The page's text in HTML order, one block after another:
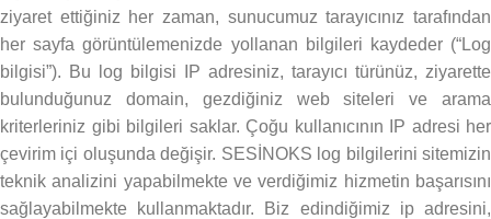
ziyaret ettiğiniz her zaman, sunucumuz tarayıcınız tarafından
her sayfa görüntülemenizde yollanan bilgileri kaydeder (“Log
bilgisi”). Bu log bilgisi IP adresiniz, tarayıcı türünüz, ziyarette
bulunduğunuz domain, gezdiğiniz web siteleri ve arama
kriterleriniz gibi bilgileri saklar. Çoğu kullanıcının IP adresi her
çevirim içi oluşunda değişir. SESİNOKS log bilgilerini sitemizin
teknik analizini yapabilmekte ve verdiğimiz hizmetin başarısını
sağlayabilmekte kullanmaktadır. Biz edindiğimiz ip adresini,